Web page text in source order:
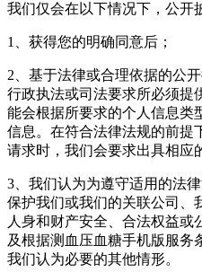
我们仅会在以下情况下，公开
1、获得您的明确同意后；
2、基于法律或合理依据的公
行政执法或司法要求所必须提
能会根据所要求的个人信息类
信息。在符合法律法规的前提
请求时，我们会要求出具相应
3、我们认为为遵守适用的法
保护我们或我们的关联公司、
人身和财产安全、合法权益或
及根据测血压血糖手机版服务
我们认为必要的其他情形。